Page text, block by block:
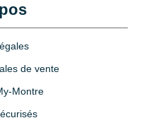
de vente
Montre